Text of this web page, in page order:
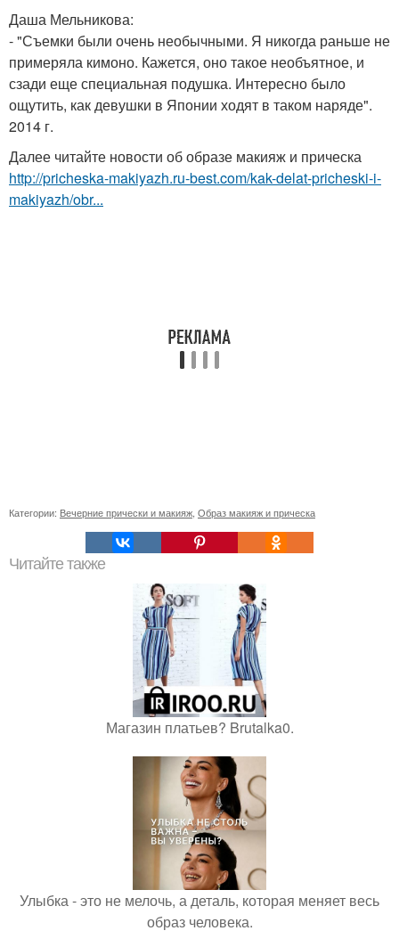
Даша Мельникова:
- "Съемки были очень необычными. Я никогда раньше не
примеряла кимоно. Кажется, оно такое необъятное, и
сзади еще специальная подушка. Интересно было
ощутить, как девушки в Японии ходят в таком наряде".
2014 г.
Далее читайте новости об образе макияж и прическа
http://pricheska-makiyazh.ru-best.com/kak-delat-pricheski-i-
makiyazh/obr...
Категории: Вечерние прически и макияж Образ макияж и прическа
Читайте также
Магазин платьев? Brutalka0.
Улыбка - это не мелочь, а деталь, которая меняет весь
образ человека.